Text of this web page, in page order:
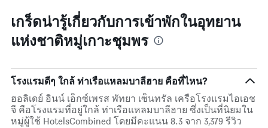
เกร็ดน่ารู้เกี่ยวกับการเข้าพักในอุทยาน
แห่งชาติหมู่เกาะชุมพร
โรงแรมดีๆ ใกล้ ท่าเรือแหลมบาลีฮาย คือที่ไหน?
ฮอลิเดย์ อินน์ เอ็กซ์เพรส พัทยา เซ็นทรัล เครือโรงแรมไอเอช
จี คือโรงแรมที่อยู่ใกล้ ท่าเรือแหลมบาลีฮาย ซึ่งเป็นที่นิยมใน
หมู่ผู้ใช้ HotelsCombined โดยมีคะแนน 8.3 จาก 3,379 รีวิว